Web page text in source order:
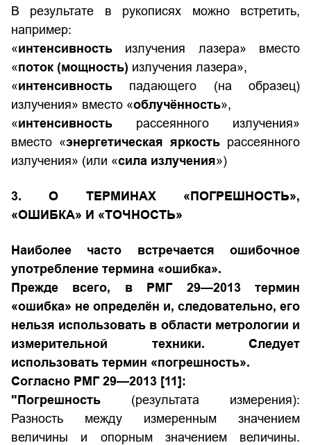
В результате в рукописях можно встретить,
например:
«интенсивность излучения лазера» вместо
«поток (мощность) излучения лазера»,
«интенсивность падающего (на образец)
излучения» вместо «облучённость»,
«интенсивность рассеянного излучения»
вместо «энергетическая яркость рассеянного
излучения» (или «сила излучения»)
3. О ТЕРМИНАХ «ПОГРЕШНОСТЬ»,
«ОШИБКА» И «ТОЧНОСТЬ»
Наиболее часто встречается ошибочное
употребление термина «ошибка».
Прежде всего, в РМГ 29—2013 термин
«ошибка» не определён и, следовательно, его
нельзя использовать в области метрологии и
измерительной техники. Следует
использовать термин «погрешность».
Согласно РМГ 29—2013 [11]:
"Погрешность (результата измерения):
Разность между измеренным значением
величины и опорным значением величины.